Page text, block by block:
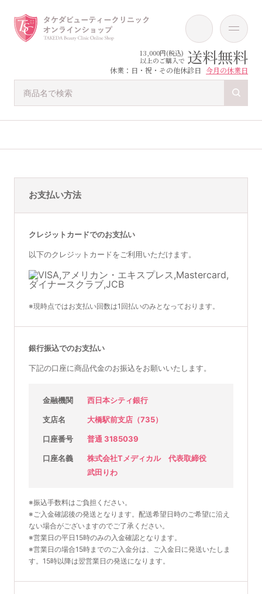
13,000円(税込)
以上のご購入で 送料無料
休業：日・祝・その他休診日 今月の休業日
お支払い方法
クレジットカードでのお支払い
以下のクレジットカードをご利用いただけます。
※現時点ではお支払い回数は1回払いのみとなっております。
銀行振込でのお支払い
下記の口座に商品代金のお振込をお願いいたします。
金融機関 西日本シティ銀行
支店名 大橋駅前支店（735）
口座番号 普通 3185039
口座名義
株式会社Tメディカル 代表取締役
武田りわ
※振込手数料はご負担ください。
※ご入金確認後の発送となります。配送希望日時のご希望に沿え
ない場合がございますのでご了承ください。
※営業日の平日15時のみの入金確認となります。
※営業日の場合15時までのご入金分は、ご入金日に発送いたしま
す。15時以降は翌営業日の発送になります。